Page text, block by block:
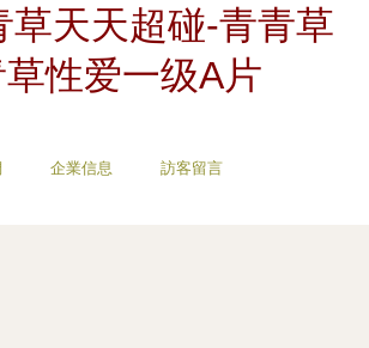
天天超碰-青青草
性爱一级A片
企業信息 訪客留言